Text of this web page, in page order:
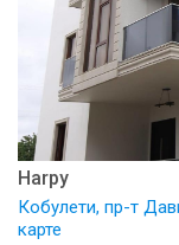
Harpy
Кобулети, пр-т
карте